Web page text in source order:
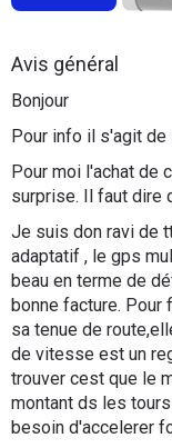
Auto
Services
Forum
Moto
Marques
Avis général
Bonjour
Pour info il s'agit de
Pour moi l'achat de
surprise. Il faut dire
Je suis don ravi de
adaptatif , le gps
beau en terme de
bonne facture. Pour
sa tenue de
de vitesse est un
trouver cest que le
montant ds les
besoin d'accelerer